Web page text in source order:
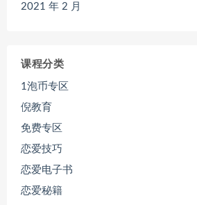
2021 年 2 月
课程分类
1泡币专区
倪教育
免费专区
恋爱技巧
恋爱电子书
恋爱秘籍